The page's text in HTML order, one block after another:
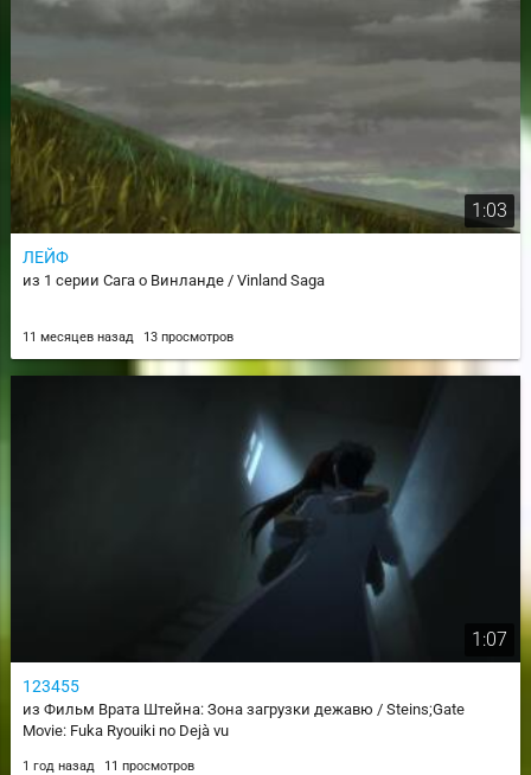
1:03
ЛЕЙФ
из 1 серии Сага о Винланде / Vinland Saga
11 месяцев назад 13 просмотров
1:07
123455
из Фильм Врата Штейна: Зона загрузки дежавю / Steins;Gate
Movie: Fuka Ryouiki no Dejà vu
1 год назад 11 просмотров